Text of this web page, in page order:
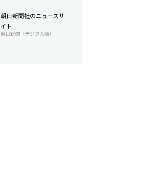
朝日新聞社のニュースサ
イト
朝日新聞（デジタル版）